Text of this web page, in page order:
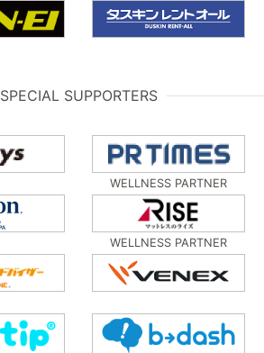
SPECIAL SUPPORTERS
WELLNESS PARTNER
WELLNESS PARTNER